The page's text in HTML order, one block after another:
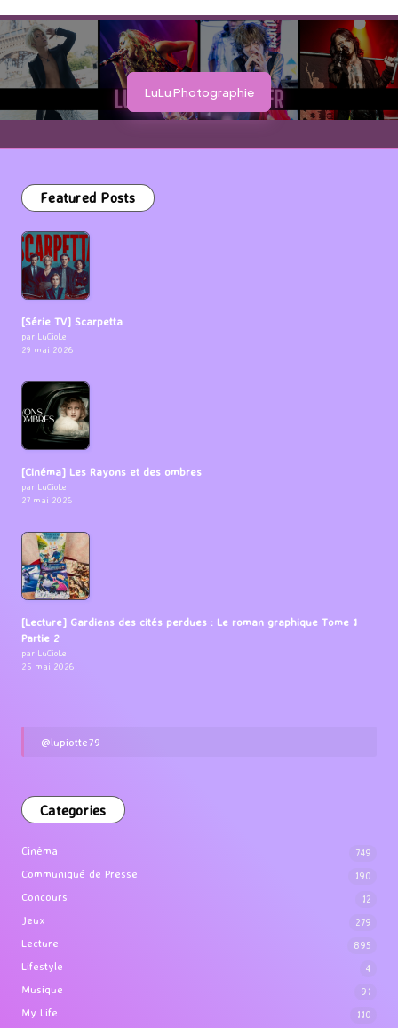
LuLu Photographie
Featured Posts
[Série TV] Scarpetta
par LuCioLe
29 mai 2026
[Cinéma] Les Rayons et des ombres
par LuCioLe
27 mai 2026
[Lecture] Gardiens des cités perdues : Le roman graphique Tome 1
Partie 2
par LuCioLe
25 mai 2026
@lupiotte79
Categories
Cinéma 749
Communiqué de Presse 190
Concours 12
Jeux 279
Lecture 895
Lifestyle 4
Musique 91
My Life 110